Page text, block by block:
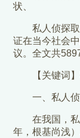
状、
私人侦探
证在当今社会
议。全文共
【关键词
一、私人
在我国，
年，根基尚浅